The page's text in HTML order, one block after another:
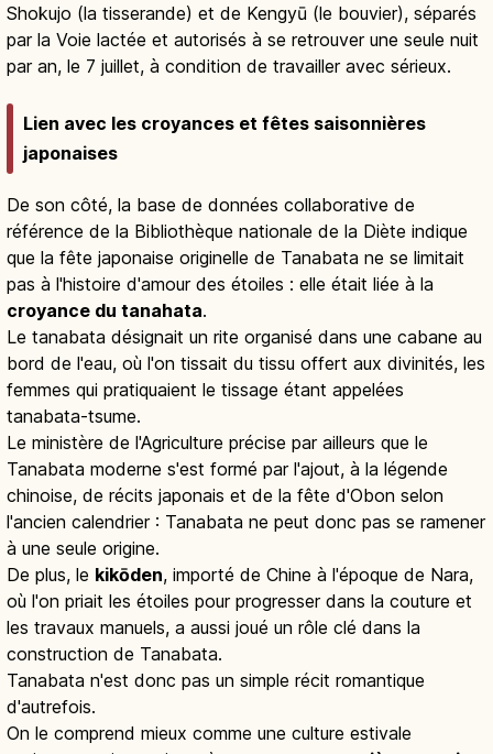
Shokujo (la tisserande) et de Kengyū (le bouvier), séparés
par la Voie lactée et autorisés à se retrouver une seule nuit
par an, le 7 juillet, à condition de travailler avec sérieux.
Lien avec les croyances et fêtes saisonnières
japonaises
De son côté, la base de données collaborative de
référence de la Bibliothèque nationale de la Diète indique
que la fête japonaise originelle de Tanabata ne se limitait
pas à l'histoire d'amour des étoiles : elle était liée à la
croyance du tanahata.
Le tanabata désignait un rite organisé dans une cabane au
bord de l'eau, où l'on tissait du tissu offert aux divinités, les
femmes qui pratiquaient le tissage étant appelées
tanabata-tsume.
Le ministère de l'Agriculture précise par ailleurs que le
Tanabata moderne s'est formé par l'ajout, à la légende
chinoise, de récits japonais et de la fête d'Obon selon
l'ancien calendrier : Tanabata ne peut donc pas se ramener
à une seule origine.
De plus, le kikōden, importé de Chine à l'époque de Nara,
où l'on priait les étoiles pour progresser dans la couture et
les travaux manuels, a aussi joué un rôle clé dans la
construction de Tanabata.
Tanabata n'est donc pas un simple récit romantique
d'autrefois.
On le comprend mieux comme une culture estivale